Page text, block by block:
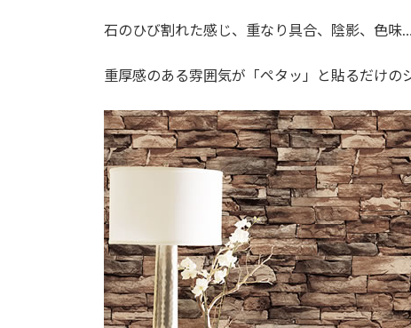
石のひび割れた感じ、重なり具合、陰影、色味
重厚感のある雰囲気が「ペタッ」と貼るだけの